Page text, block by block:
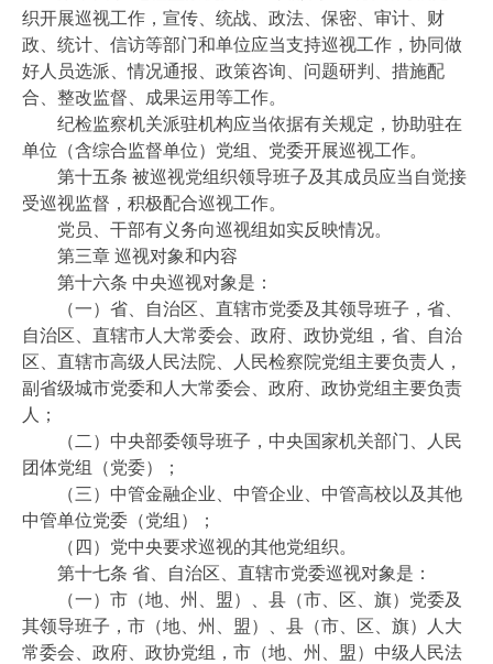
织开展巡视工作，宣传、统战、政法、保密、审计、财
政、统计、信访等部门和单位应当支持巡视工作，协同做
好人员选派、情况通报、政策咨询、问题研判、措施配
合、整改监督、成果运用等工作。
纪检监察机关派驻机构应当依据有关规定，协助驻在
单位（含综合监督单位）党组、党委开展巡视工作。
第十五条 被巡视党组织领导班子及其成员应当自觉接
受巡视监督，积极配合巡视工作。
党员、干部有义务向巡视组如实反映情况。
第三章 巡视对象和内容
第十六条 中央巡视对象是：
（一）省、自治区、直辖市党委及其领导班子，省、
自治区、直辖市人大常委会、政府、政协党组，省、自治
区、直辖市高级人民法院、人民检察院党组主要负责人，
副省级城市党委和人大常委会、政府、政协党组主要负责
人；
（二）中央部委领导班子，中央国家机关部门、人民
团体党组（党委）；
（三）中管金融企业、中管企业、中管高校以及其他
中管单位党委（党组）；
（四）党中央要求巡视的其他党组织。
第十七条 省、自治区、直辖市党委巡视对象是：
（一）市（地、州、盟）、县（市、区、旗）党委及
其领导班子，市（地、州、盟）、县（市、区、旗）人大
常委会、政府、政协党组，市（地、州、盟）中级人民法